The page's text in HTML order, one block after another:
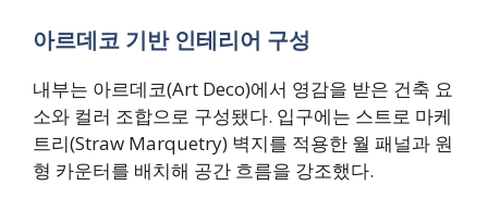
아르데코 기반 인테리어 구성
내부는 아르데코(Art Deco)에서 영감을 받은 건축 요
소와 컬러 조합으로 구성됐다. 입구에는 스트로 마케
트리(Straw Marquetry) 벽지를 적용한 월 패널과 원
형 카운터를 배치해 공간 흐름을 강조했다.